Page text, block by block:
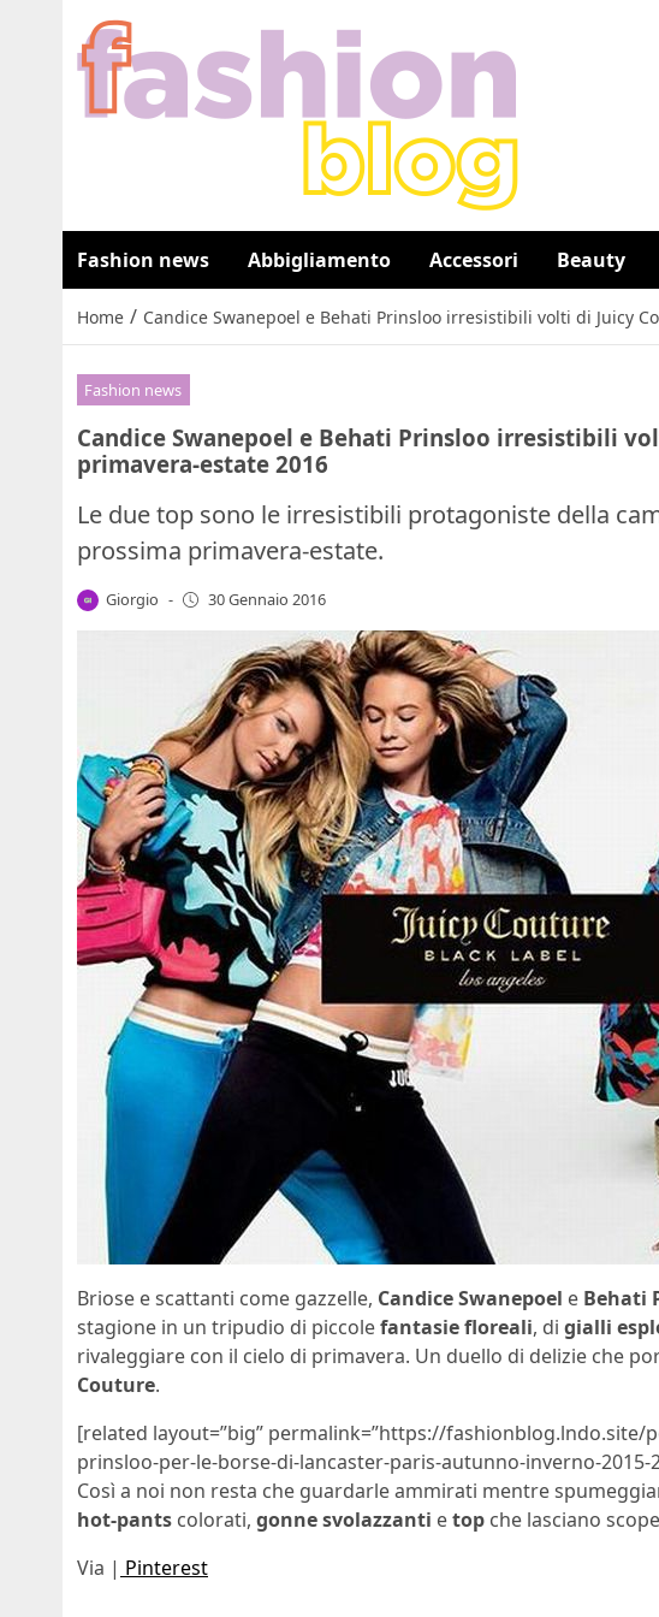
Fashion news Abbigliamento Accessori Beauty
Home / Candice Swanepoel e Behati Prinsloo irresistibili volti di Juicy
Fashion news
Candice Swanepoel e Behati Prinsloo irresistibili
primavera-estate 2016
Le due top sono le irresistibili protagoniste della
prossima primavera-estate.
Giorgio - 30 Gennaio 2016
Briose e scattanti come gazzelle, Candice Swanepoel e Behati
stagione in un tripudio di piccolefantasie floreali, di gialli
rivaleggiare con il cielo di primavera. Un duello di delizie che
Couture.
[related layout=”big” permalink=”https://
prinsloo-per-le-borse-di-lancaster-paris-autunno-inverno-2015-
Così a noi non resta che guardarle ammirati mentre
hot-pants colorati, gonne svolazzanti etop che lasciano
Via | Pinterest